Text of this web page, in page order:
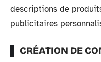
descriptions de
publicitaires
CRÉATION DE